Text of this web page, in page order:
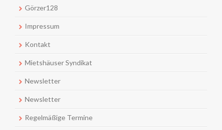
Görzer128
Impressum
Kontakt
Mietshäuser Syndikat
Newsletter
Newsletter
Regelmäßige Termine